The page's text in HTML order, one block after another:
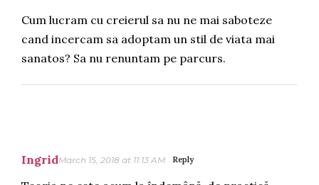
Cum lucram cu creierul sa nu ne mai saboteze
cand incercam sa adoptam un stil de viata mai
sanatos? Sa nu renuntam pe parcurs.
IngridMarch 15, 2018 at 11:13 AM Reply